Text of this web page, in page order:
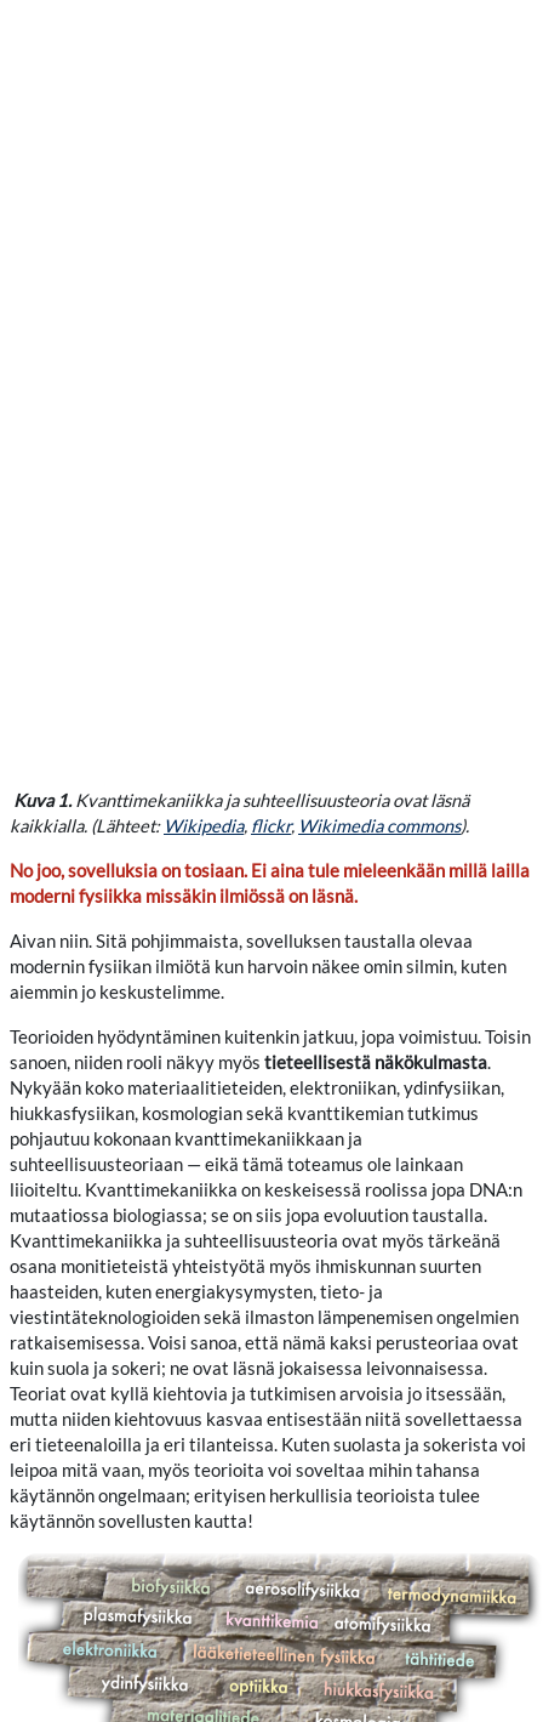
Kuva 1.Kvanttimekaniikka ja suhteellisuusteoria ovat läsnä
kaikkialla. (Lähteet: Wikipedia, flickr, Wikimedia commons).
No joo, sovelluksia on tosiaan. Ei aina tule mieleenkään millä lailla
moderni fysiikka missäkin ilmiössä on läsnä.
Aivan niin. Sitä pohjimmaista, sovelluksen taustalla olevaa
modernin fysiikan ilmiötä kun harvoin näkee omin silmin, kuten
aiemmin jo keskustelimme.
Teorioiden hyödyntäminen kuitenkin jatkuu, jopa voimistuu. Toisin
sanoen, niiden rooli näkyy myös tieteellisestä näkökulmasta.
Nykyään koko materiaalitieteiden, elektroniikan, ydinfysiikan,
hiukkasfysiikan, kosmologian sekä kvanttikemian tutkimus
pohjautuu kokonaan kvanttimekaniikkaan ja
suhteellisuusteoriaan — eikä tämä toteamus ole lainkaan
liioiteltu. Kvanttimekaniikka on keskeisessä roolissa jopa DNA:n
mutaatiossa biologiassa; se on siis jopa evoluution taustalla.
Kvanttimekaniikka ja suhteellisuusteoria ovat myös tärkeänä
osana monitieteistä yhteistyötä myös ihmiskunnan suurten
haasteiden, kuten energiakysymysten, tieto- ja
viestintäteknologioiden sekä ilmaston lämpenemisen ongelmien
ratkaisemisessa. Voisi sanoa, että nämä kaksi perusteoriaa ovat
kuin suola ja sokeri; ne ovat läsnä jokaisessa leivonnaisessa.
Teoriat ovat kyllä kiehtovia ja tutkimisen arvoisia jo itsessään,
mutta niiden kiehtovuus kasvaa entisestään niitä sovellettaessa
eri tieteenaloilla ja eri tilanteissa. Kuten suolasta ja sokerista voi
leipoa mitä vaan, myös teorioita voi soveltaa mihin tahansa
käytännön ongelmaan; erityisen herkullisia teorioista tulee
käytännön sovellusten kautta!